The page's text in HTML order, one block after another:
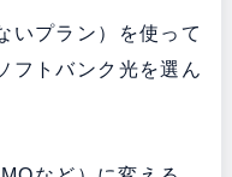
いプラン）を使って
フトバンク光を選ん